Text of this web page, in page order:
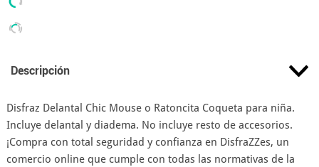
Descripción
Disfraz Delantal Chic Mouse o Ratoncita Coqueta para niña.
Incluye delantal y diadema. No incluye resto de accesorios.
¡Compra con total seguridad y confianza en DisfraZZes, un
comercio online que cumple con todas las normativas de la